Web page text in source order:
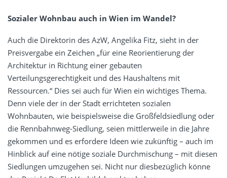
Sozialer Wohnbau auch in Wien im Wandel?
Auch die Direktorin des AzW, Angelika Fitz, sieht in der
Preisvergabe ein Zeichen „für eine Reorientierung der
Architektur in Richtung einer gebauten
Verteilungsgerechtigkeit und des Haushaltens mit
Ressourcen.“ Dies sei auch für Wien ein wichtiges Thema.
Denn viele der in der Stadt errichteten sozialen
Wohnbauten, wie beispielsweise die Großfeldsiedlung oder
die Rennbahnweg-Siedlung, seien mittlerweile in die Jahre
gekommen und es erfordere Ideen wie zukünftig – auch im
Hinblick auf eine nötige soziale Durchmischung – mit diesen
Siedlungen umzugehen sei. Nicht nur diesbezüglich könne